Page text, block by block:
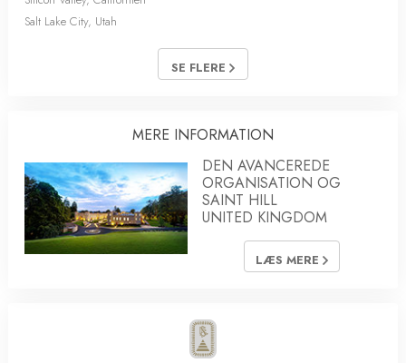
Salt Lake City, Utah
SE FLERE
MERE INFORMATION
DEN AVANCEREDE
ORGANISATION OG
SAINT HILL
UNITED KINGDOM
LÆS MERE